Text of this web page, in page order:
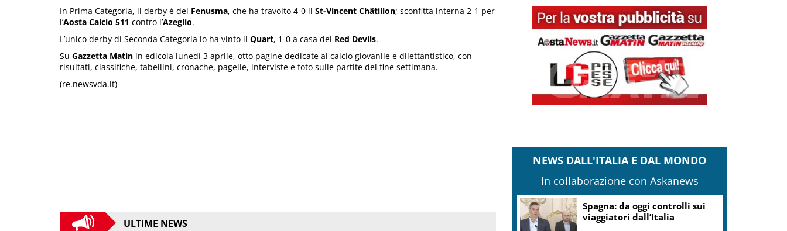
In Prima Categoria, il derby è del Fenusma, che ha travolto 4-0 il St-Vincent Châtillon; sconfitta interna 2-1 per
l’Aosta Calcio 511 contro l’Azeglio.
L’unico derby di Seconda Categoria lo ha vinto il Quart, 1-0 a casa dei Red Devils.
Su Gazzetta Matin in edicola lunedì 3 aprile, otto pagine dedicate al calcio giovanile e dilettantistico, con
risultati, classifiche, tabellini, cronache, pagelle, interviste e foto sulle partite del fine settimana.
(re.newsvda.it)
ULTIME NEWS
NEWS DALL'ITALIA E DAL MONDO
In collaborazione con Askanews
Spagna: da oggi controlli sui
viaggiatori dall’Italia